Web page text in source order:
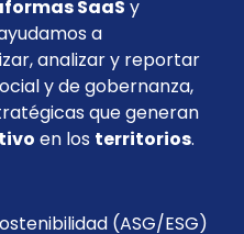
SaaS y
a
analizar y reportar
y de gobernanza,
que generan
en los territorios.
(ASG/ESG)